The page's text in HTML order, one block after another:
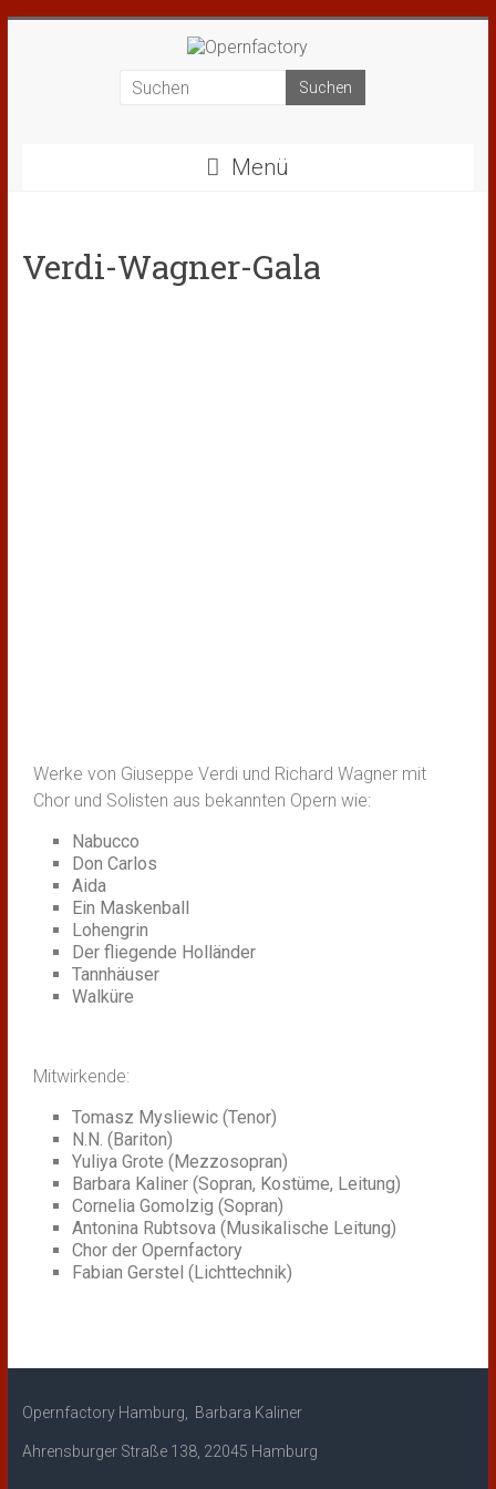
Menü
Verdi-Wagner-Gala
Werke von Giuseppe Verdi und Richard Wagner mit
Chor und Solisten aus bekannten Opern wie:
Nabucco
Don Carlos
Aida
Ein Maskenball
Lohengrin
Der fliegende Holländer
Tannhäuser
Walküre
Mitwirkende:
Tomasz Mysliewic (Tenor)
N.N. (Bariton)
Yuliya Grote (Mezzosopran)
Barbara Kaliner (Sopran, Kostüme, Leitung)
Cornelia Gomolzig (Sopran)
Antonina Rubtsova (Musikalische Leitung)
Chor der Opernfactory
Fabian Gerstel (Lichttechnik)
Opernfactory Hamburg, Barbara Kaliner
Ahrensburger Straße 138, 22045 Hamburg